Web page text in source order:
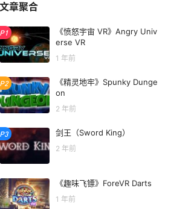
文章聚合
《愤怒宇宙 VR》Angry Univ
erse VR
1 年前
《精灵地牢》Spunky Dunge
on
2 年前
剑王（Sword King）
2 年前
《趣味飞镖》ForeVR Darts
1 年前